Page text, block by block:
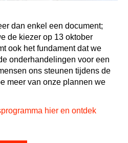
dan enkel een document;
de kiezer op 13 oktober
ook het fundament dat we
onderhandelingen voor een
ons steunen tijdens de
meer van onze plannen we
hier en ontdek